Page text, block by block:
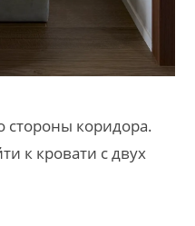
стороны коридора.
к кровати с двух